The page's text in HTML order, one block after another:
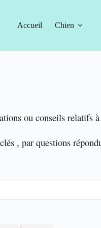
Accueil Chien
ou conseils relatifs
, par questions